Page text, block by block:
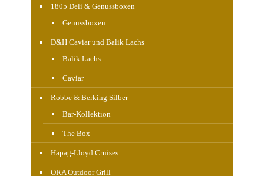
1805 Deli & Genussboxen
Genussboxen
D&H Caviar und Balik Lachs
Balik Lachs
Caviar
Robbe & Berking Silber
Bar-Kollektion
The Box
Hapag-Lloyd Cruises
ORA Outdoor Grill